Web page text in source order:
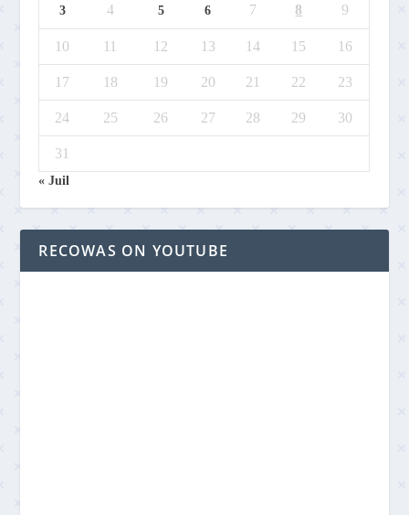
3 4 5 6 7 8 9
10 11 12 13 14 15 16
17 18 19 20 21 22 23
24 25 26 27 28 29 30
31
« Juil
RECOWAS ON YOUTUBE